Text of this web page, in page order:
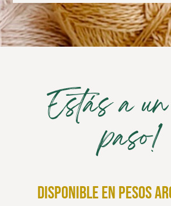
Estás a
paso!
disponible en pesos